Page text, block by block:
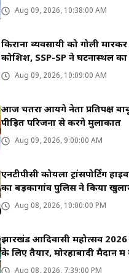
समेत ये सब बरामद
Aug 09, 2026, 10:38:00 AM
किराना व्यवसायी को गोली
कोशिश, SSP-SP ने घटनास्थल का
निरीक्षण
Aug 09, 2026, 10:09:00 AM
आज चतरा आयेंगे नेता प्रतिपक्ष
पीड़ित परिजनों से करेंगे मुलाकात
Aug 09, 2026, 9:00:00 AM
एनटीपीसी कोयला ट्रांसपोर्टिंग
का बड़कागांव पुलिस ने किया
गिरोह का नाम
Aug 08, 2026, 10:00:00 PM
झारखंड आदिवासी महोत्सव
के लिए तैयार, मोरहाबादी मैदान में
पूरी